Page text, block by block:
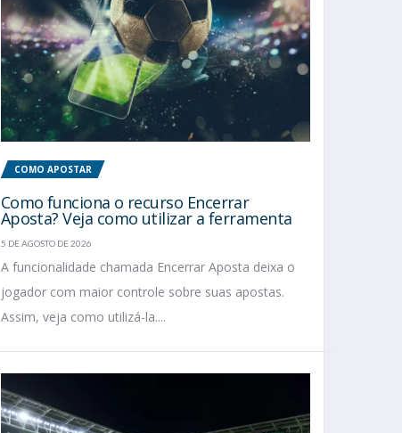
COMO APOSTAR
Como funciona o recurso Encerrar
Aposta? Veja como utilizar a ferramenta
5 DE AGOSTO DE 2026
A funcionalidade chamada Encerrar Aposta deixa o
jogador com maior controle sobre suas apostas.
Assim, veja como utilizá-la....